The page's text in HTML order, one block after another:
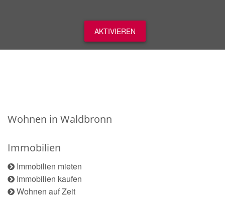
AKTIVIEREN
Wohnen in Waldbronn
Immobilien
Immobilien mieten
Immobilien kaufen
Wohnen auf Zeit